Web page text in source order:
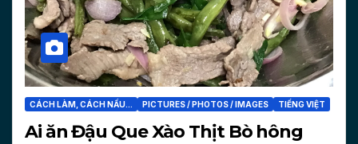
CÁCH LÀM, CÁCH NẤU... PICTURES / PHOTOS / IMAGES TIẾNG VIỆT
Ai ăn Đậu Que Xào Thịt Bò hông